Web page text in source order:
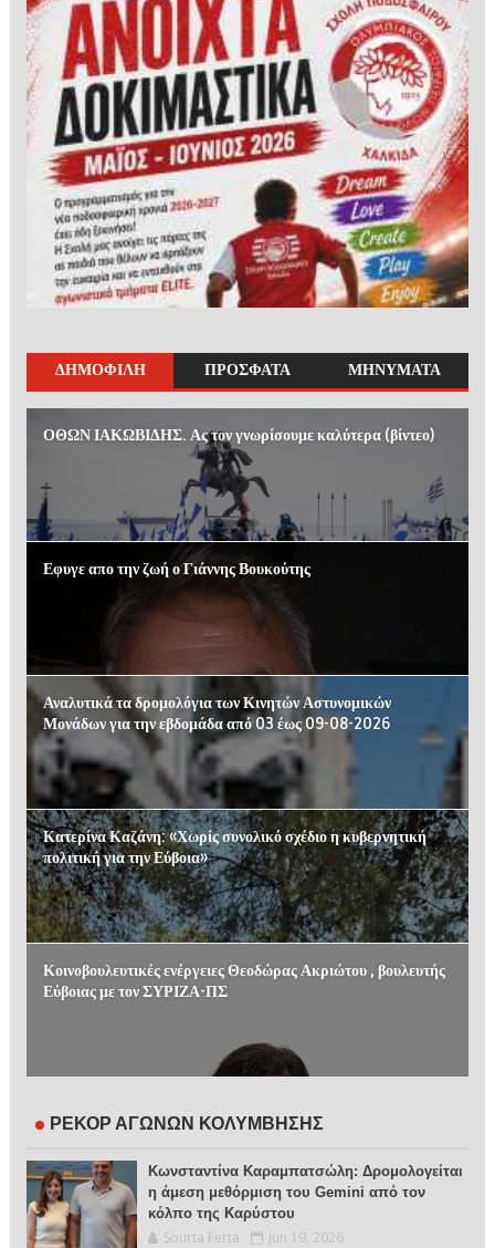
ΔΗΜΟΦΙΛΗ ΠΡΟΣΦΑΤΑ ΜΗΝΥΜΑΤΑ
ΟΘΩΝ ΙΑΚΩΒΙΔΗΣ. Ας τον γνωρίσουμε καλύτερα (βίντεο)
Εφυγε απο την ζωή ο Γιάννης Βουκούτης
Αναλυτικά τα δρομολόγια των Κινητών Αστυνομικών
Μονάδων για την εβδομάδα από 03 έως 09-08-2026
Κατερίνα Καζάνη: «Χωρίς συνολικό σχέδιο η κυβερνητική
πολιτική για την Εύβοια»
Κοινοβουλευτικές ενέργειες Θεοδώρας Ακριώτου , βουλευτής
Εύβοιας με τον ΣΥΡΙΖΑ-ΠΣ
ΡΕΚΟΡ ΑΓΩΝΩΝ ΚΟΛΥΜΒΗΣΗΣ
Κωνσταντίνα Καραμπατσώλη: Δρομολογείται
η άμεση μεθόρμιση του Gemini από τον
κόλπο της Καρύστου
Sourta Ferta Jun 19, 2026